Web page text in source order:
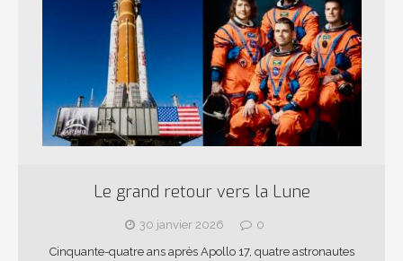
Le grand retour vers la Lune
30 janvier 2026
0
Cinquante-quatre ans après Apollo 17, quatre astronautes